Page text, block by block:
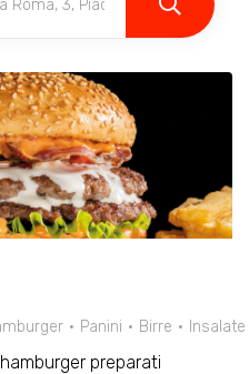
Panini Birre Insalate
preparati